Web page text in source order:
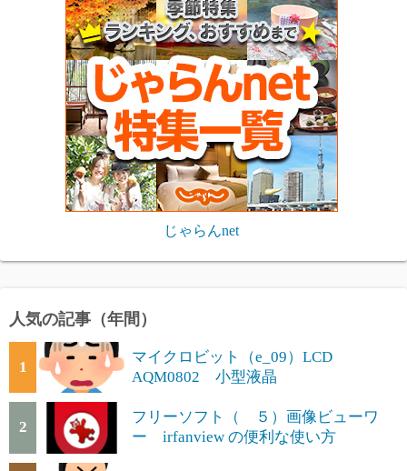
じゃらんnet
人気の記事（年間）
1
マイクロビット（e_09）LCD
AQM0802 小型液晶
2
フリーソフト（ ５）画像ビューワ
ー irfanview の便利な使い方